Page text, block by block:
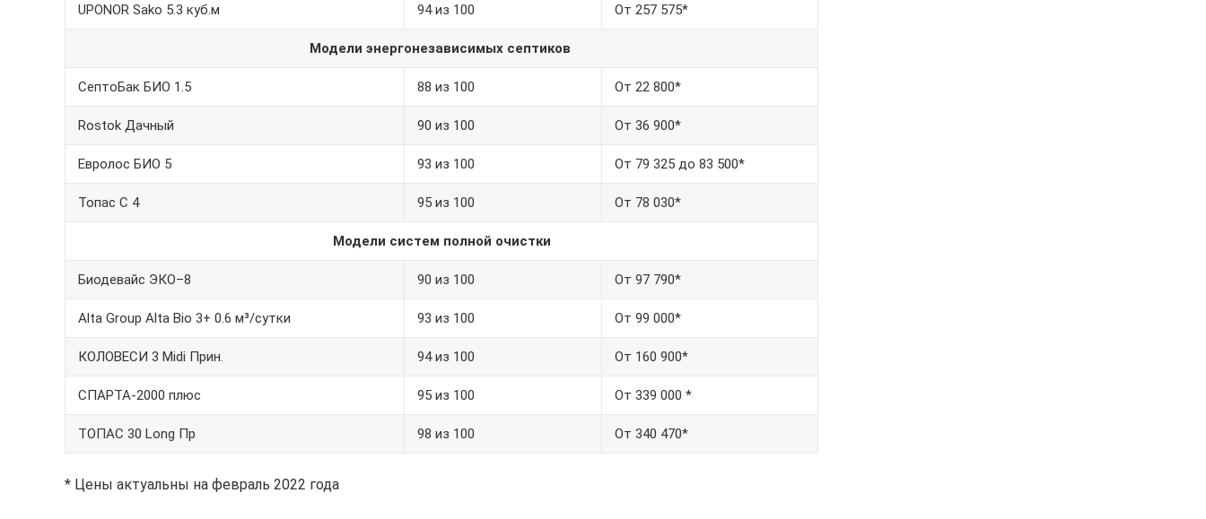
UPONOR Sako 5.3 куб.м 94 из 100 От 257 575*
Модели энергонезависимых септиков
СептоБак БИО 1.5 88 из 100 От 22 800*
Rostok Дачный 90 из 100 От 36 900*
Евролос БИО 5 93 из 100 От 79 325 до 83 500*
Топас С 4 95 из 100 От 78 030*
Модели систем полной очистки
Биодевайс ЭКО–8 90 из 100 От 97 790*
Alta Group Alta Bio 3+ 0.6 м³/сутки 93 из 100 От 99 000*
КОЛОВЕСИ 3 Midi Прин. 94 из 100 От 160 900*
СПАРТА-2000 плюс 95 из 100 От 339 000 *
ТОПАС 30 Long Пр 98 из 100 От 340 470*
* Цены актуальны на февраль 2022 года